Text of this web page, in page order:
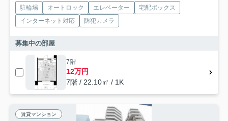
駐輪場 オートロック エレベーター
宅配ボックス
インターネット対応
防犯カメラ
募集中の部屋
7階
12万円
7階 / 22.10㎡ / 1K
賃貸マンション